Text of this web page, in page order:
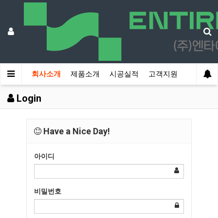
회사소개 제품소개 시공실적 고객지원
Login
Have a Nice Day!
아이디
비밀번호